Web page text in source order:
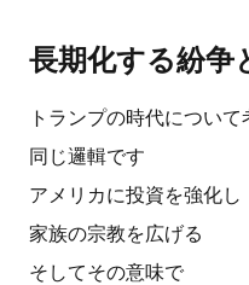
長期化する紛争
トランプの時代について
同じ邏輯です
アメリカに投資を強化し
家族の宗教を広げる
そしてその意味で